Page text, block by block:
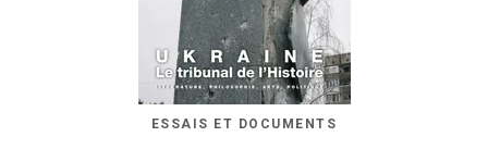
ESSAIS ET DOCUMENTS